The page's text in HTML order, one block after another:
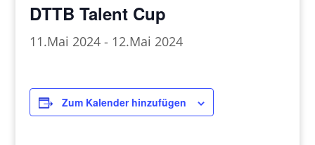
DTTB Talent Cup
11.Mai 2024 - 12.Mai 2024
Zum Kalender hinzufügen